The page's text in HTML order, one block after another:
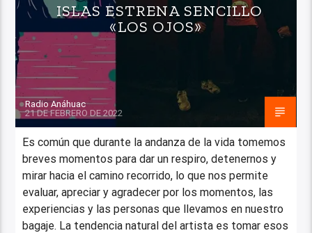
ISLAS ESTRENA SENCILLO
«LOS OJOS»
Radio Anáhuac
21 DE FEBRERO DE 2022
Es común que durante la andanza de la vida tomemos
breves momentos para dar un respiro, detenernos y
mirar hacia el camino recorrido, lo que nos permite
evaluar, apreciar y agradecer por los momentos, las
experiencias y las personas que llevamos en nuestro
bagaje. La tendencia natural del artista es tomar esos